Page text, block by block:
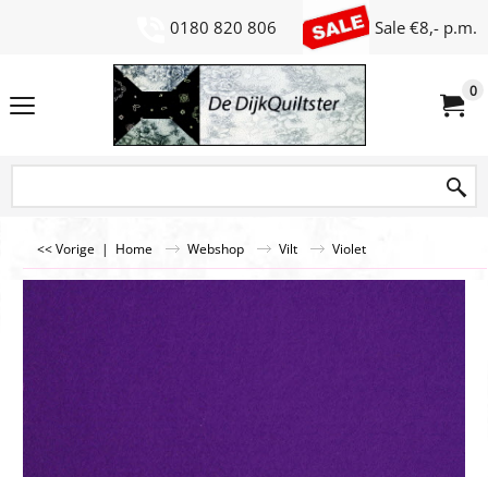
0180 820 806 Sale €8,- p.m.
0
<< Vorige | Home Webshop Vilt Violet